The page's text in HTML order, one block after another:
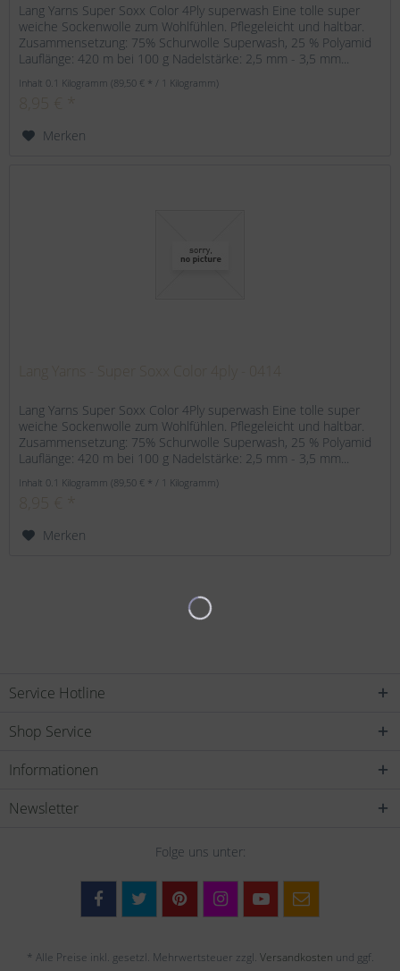
Lang Yarns Super Soxx Color 4Ply superwash Eine tolle super
weiche Sockenwolle zum Wohlfühlen. Pflegeleicht und haltbar.
Zusammensetzung: 75% Schurwolle Superwash, 25 % Polyamid
Lauflänge: 420 m bei 100 g Nadelstärke: 2,5 mm - 3,5 mm...
Inhalt 0.1 Kilogramm(89,50 € * / 1 Kilogramm)
Merken
Lang Yarns Super Soxx Color 4Ply superwash Eine tolle super
weiche Sockenwolle zum Wohlfühlen. Pflegeleicht und haltbar.
Zusammensetzung: 75% Schurwolle Superwash, 25 % Polyamid
Lauflänge: 420 m bei 100 g Nadelstärke: 2,5 mm - 3,5 mm...
Inhalt 0.1 Kilogramm(89,50 € * / 1 Kilogramm)
Merken
Service Hotline
Shop Service
Informationen
Newsletter
Folge uns unter:
* Alle Preise inkl. gesetzl. Mehrwertsteuer zzgl. Versandkosten und ggf.